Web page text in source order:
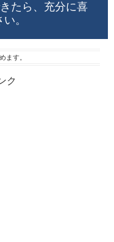
たら、充分に喜
。
ます。
ク